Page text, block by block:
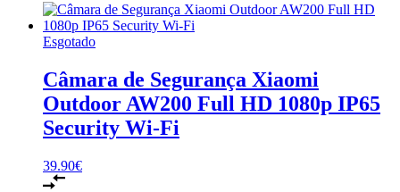
Esgotado
Câmara de Segurança Xiaomi
Outdoor AW200 Full HD 1080p IP65
Security Wi-Fi
39.90€